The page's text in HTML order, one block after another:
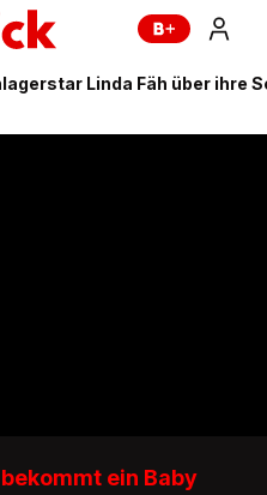
Linda Fäh über ihre
ein Baby